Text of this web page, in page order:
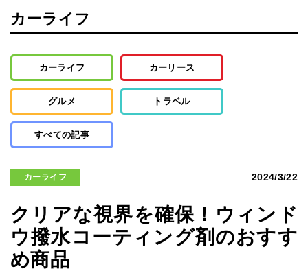
カーライフ
カーライフ カーリース
グルメ トラベル
すべての記事
カーライフ 2024/3/22
クリアな視界を確保！ウィンド
ウ撥水コーティング剤のおすす
め商品